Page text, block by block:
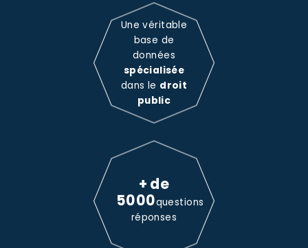
Une véritable
base de
données
spécialisée
dans le droit
public
+ de
5000questions
réponses